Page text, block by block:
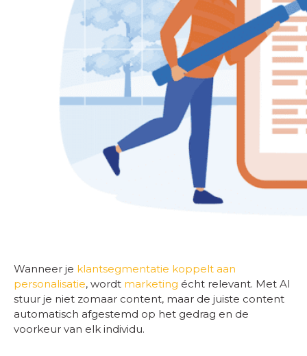
Wanneer je klantsegmentatie koppelt aan
personalisatie, wordt marketing écht relevant. Met AI
stuur je niet zomaar content, maar de juiste content
automatisch afgestemd op het gedrag en de
voorkeur van elk individu.